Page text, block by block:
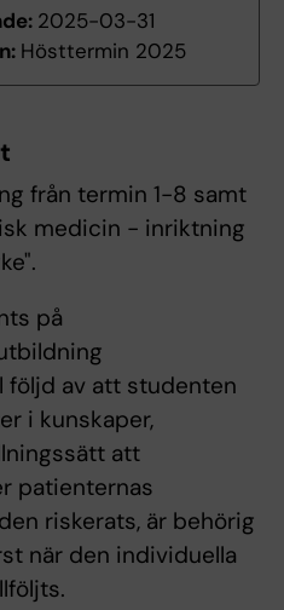
2025-03-31
Hösttermin 2025
från termin 1-8 samt
medicin - inriktning
på
följd av att studenten
i kunskaper,
att
patienternas
riskerats, är behörig
när den individuella